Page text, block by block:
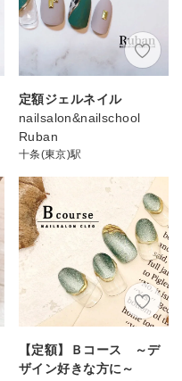
定額ジェルネイル
nailsalon&nailschool
Ruban
十条(東京)駅
【定額】Ｂコース ～デ
ザイン好きな方に～